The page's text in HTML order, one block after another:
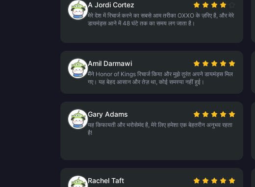
A Jordi Cortez
मेरे देश में रिचार्ज करने का सबसे आम तरीका OXXO के ज़रिए है, और मेरे
डायमंड्स आने में 48 घंटे तक का समय लग जाता है।
Amil Darmawi
मैंने Honor of Kings रिचार्ज किया और मुझे तुरंत अपने डायमंड्स मिल
गए। यह बेहद आसान और तेज़ था, कोई समस्या नहीं हुई।
Gary Adams
यह किफायती और भरोसेमंद है, मेरे लिए हमेशा एक बेहतरीन अनुभव रहता
है!
Rachel Taft